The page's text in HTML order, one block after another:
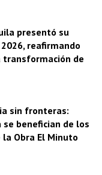
presentó su
reafirmando
transformación de
sin fronteras:
se benefician de los
Obra El Minuto